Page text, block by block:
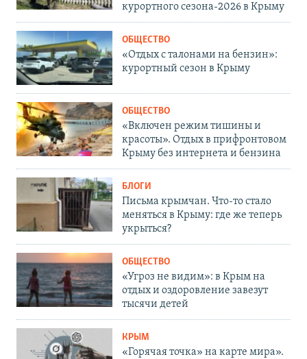
курортного сезона-2026 в Крыму
ОБЩЕСТВО
«Отдых с талонами на бензин»:
курортный сезон в Крыму
ОБЩЕСТВО
«Включен режим тишины и
красоты». Отдых в прифронтовом
Крыму без интернета и бензина
БЛОГИ
Письма крымчан. Что-то стало
меняться в Крыму: где же теперь
укрыться?
ОБЩЕСТВО
«Угроз не видим»: в Крым на
отдых и оздоровление завезут
тысячи детей
КРЫМ
«Горячая точка» на карте мира».